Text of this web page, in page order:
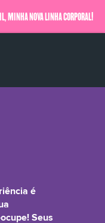
MINHA NOVA LINHA CORPORAL!
Limonene**,
é
Seus